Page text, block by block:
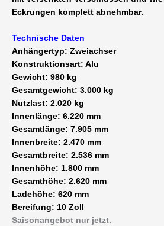
Eckrungen komplett abnehmbar.
Technische Daten
Anhängertyp: Zweiachser
Konstruktionsart: Alu
Gewicht: 980 kg
Gesamtgewicht: 3.000 kg
Nutzlast: 2.020 kg
Innenlänge: 6.220 mm
Gesamtlänge: 7.905 mm
Innenbreite: 2.470 mm
Gesamtbreite: 2.536 mm
Innenhöhe: 1.800 mm
Gesamthöhe: 2.620 mm
Ladehöhe: 620 mm
Bereifung: 10 Zoll
Saisonangebot nur jetzt.